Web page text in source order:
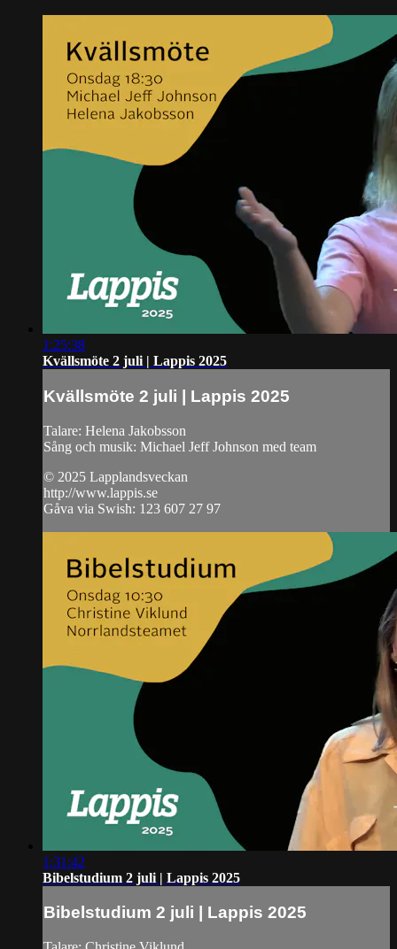
1:25:38
Kvällsmöte 2 juli | Lappis 2025
Kvällsmöte 2 juli | Lappis 2025
Talare: Helena Jakobsson
Sång och musik: Michael Jeff Johnson med team
© 2025 Lapplandsveckan
http://www.lappis.se
Gåva via Swish: 123 607 27 97
1:31:42
Bibelstudium 2 juli | Lappis 2025
Bibelstudium 2 juli | Lappis 2025